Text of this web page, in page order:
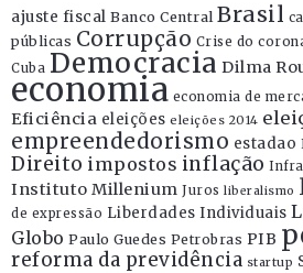
ajuste fiscal Banco Central Brasil
públicas Corrupção Crise do
Cuba Democracia Dilma
economia economia de
Eficiência eleições eleições 2014
empreendedorismo estadao
Direito impostos inflação
Instituto Millenium Juros liberalismo
de expressão Liberdades Individuais
Globo Paulo Guedes Petrobras PIB
reforma da previdência startup